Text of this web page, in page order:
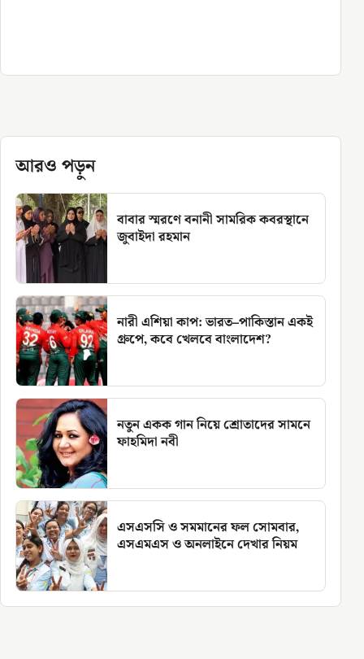
আরও পড়ুন
বাবার স্মরণে বনানী সামরিক কবরস্থানে
জুবাইদা রহমান
নারী এশিয়া কাপ: ভারত–পাকিস্তান একই
গ্রুপে, কবে খেলবে বাংলাদেশ?
নতুন একক গান নিয়ে শ্রোতাদের সামনে
ফাহমিদা নবী
এসএসসি ও সমমানের ফল সোমবার,
এসএমএস ও অনলাইনে দেখার নিয়ম